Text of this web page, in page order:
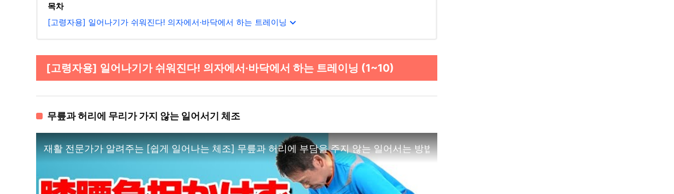
목차
[고령자용] 일어나기가 쉬워진다! 의자에서·바닥에서 하는 트레이닝 expand_more
[고령자용] 일어나기가 쉬워진다! 의자에서·바닥에서 하는 트레이닝 (1~10)
무릎과 허리에 무리가 가지 않는 일어서기 체조
재활 전문가가 알려주는 [쉽게 일어나는 체조] 무릎과 허리에 부담을 주지 않는 일어서는 방법